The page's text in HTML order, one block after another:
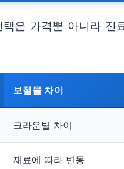
은 가격뿐 아니라 진
보철물 차이
크라운별 차이
재료에 따라 변동